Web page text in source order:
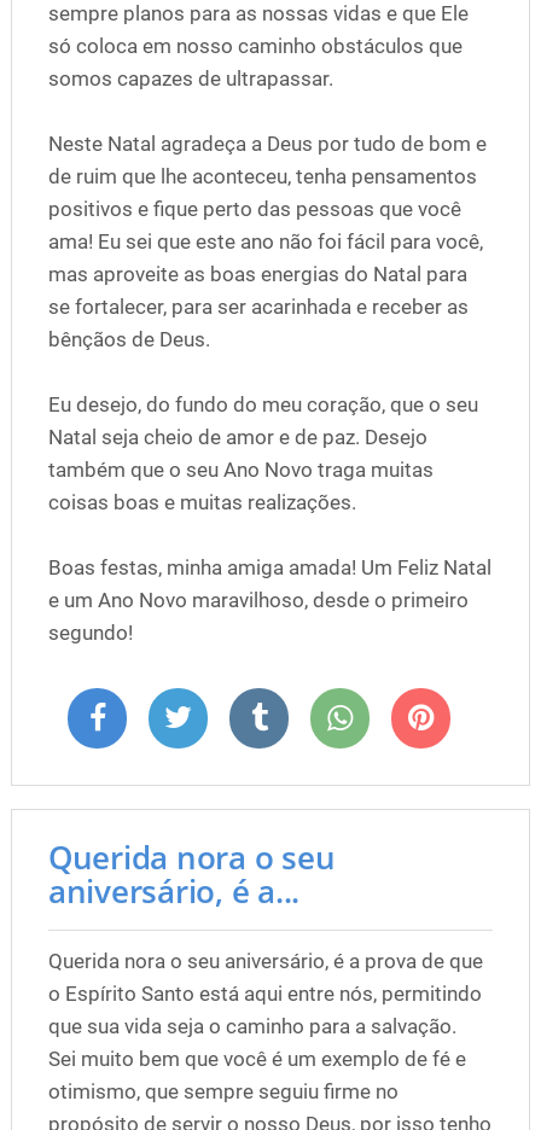
sempre planos para as nossas vidas e que Ele
só coloca em nosso caminho obstáculos que
somos capazes de ultrapassar.
Neste Natal agradeça a Deus por tudo de bom e
de ruim que lhe aconteceu, tenha pensamentos
positivos e fique perto das pessoas que você
ama! Eu sei que este ano não foi fácil para você,
mas aproveite as boas energias do Natal para
se fortalecer, para ser acarinhada e receber as
bênçãos de Deus.
Eu desejo, do fundo do meu coração, que o seu
Natal seja cheio de amor e de paz. Desejo
também que o seu Ano Novo traga muitas
coisas boas e muitas realizações.
Boas festas, minha amiga amada! Um Feliz Natal
e um Ano Novo maravilhoso, desde o primeiro
segundo!
Querida nora o seu
aniversário, é a...
Querida nora o seu aniversário, é a prova de que
o Espírito Santo está aqui entre nós, permitindo
que sua vida seja o caminho para a salvação.
Sei muito bem que você é um exemplo de fé e
otimismo, que sempre seguiu firme no
propósito de servir o nosso Deus, por isso tenho